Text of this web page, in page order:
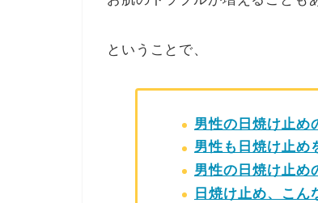
ということで、
男性の日焼け止め
男性も日焼け止め
男性の日焼け止め
日焼け止め、こん